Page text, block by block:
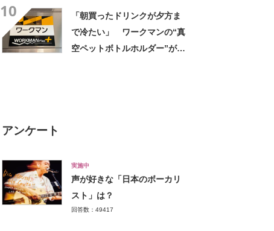
10
「朝買ったドリンクが夕方ま
で冷たい」 ワークマンの“真
空ペットボトルホルダー”が大
アンケート
実施中
声が好きな「日本のボーカリ
スト」は？
回答数：49417